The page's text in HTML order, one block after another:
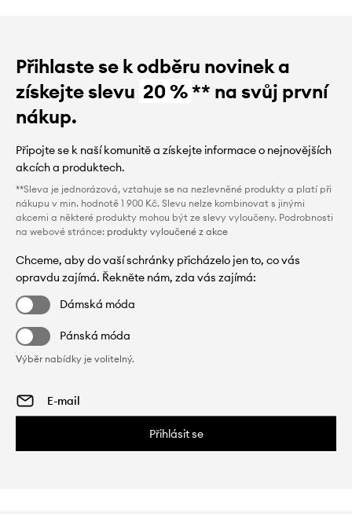
Přihlaste se k odběru novinek a
získejte slevu 20 %** na svůj první
nákup.
Připojte se k naší komunitě a získejte informace o nejnovějších
akcích a produktech.
**Sleva je jednorázová, vztahuje se na nezlevněné produkty a platí při
nákupu v min. hodnotě 1 900 Kč. Slevu nelze kombinovat s jinými
akcemi a některé produkty mohou být ze slevy vyloučeny. Podrobnosti
na webové stránce: produkty vyloučené z akce
Chceme, aby do vaší schránky přicházelo jen to, co vás
opravdu zajímá. Řekněte nám, zda vás zajímá:
Dámská móda
Pánská móda
Výběr nabídky je volitelný.
Přihlásit se